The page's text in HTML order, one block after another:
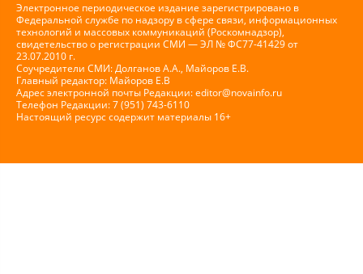
Электронное периодическое издание зарегистрировано в
Федеральной службе по надзору в сфере связи, информационных
технологий и массовых коммуникаций (Роскомнадзор),
свидетельство о регистрации СМИ — ЭЛ № ФС77-41429 от
23.07.2010 г.
Соучредители СМИ: Долганов А.А., Майоров Е.В.
Главный редактор: Майоров Е.В
Адрес электронной почты Редакции:editor@novainfo.ru
Телефон Редакции: 7 (951) 743-6110
Настоящий ресурс содержит материалы 16+